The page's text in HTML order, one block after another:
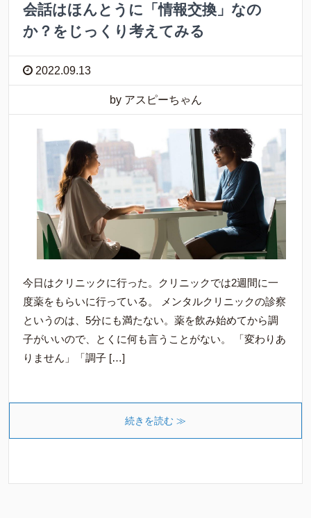
会話はほんとうに「情報交換」なの
か？をじっくり考えてみる
2022.09.13
by アスピーちゃん
今日はクリニックに行った。クリニックでは2週間に一
度薬をもらいに行っている。 メンタルクリニックの診察
というのは、5分にも満たない。薬を飲み始めてから調
子がいいので、とくに何も言うことがない。 「変わりあ
りません」「調子 […]
続きを読む ≫